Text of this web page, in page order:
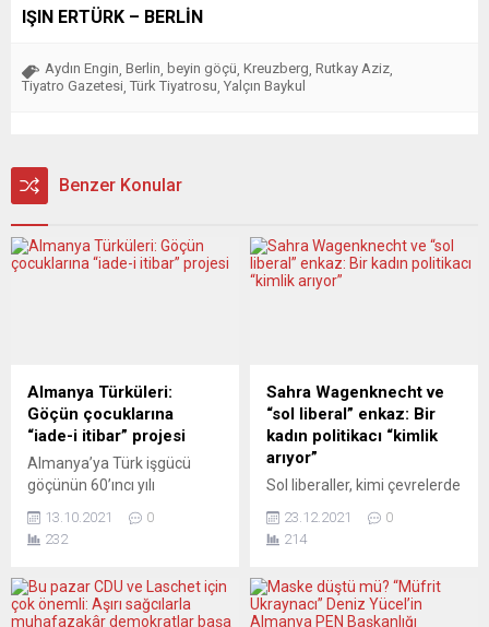
IŞIN ERTÜRK – BERLİN
Aydın Engin Berlin beyin göçü Kreuzberg Rutkay Aziz
Tiyatro Gazetesi Türk Tiyatrosu Yalçın Baykul
Benzer Konular
Almanya Türküleri:
Göçün çocuklarına
“iade-i itibar” projesi
Almanya’ya Türk işgücü
göçünün 60’ıncı yılı
kutlamalarının kültür –
sanat adına ve sosyal
açıdan en önemli
“Almanya Türküleri”, çok
ilginç bir proje oldu. Ne mi
13.10.2021
0
232
Sahra Wagenknecht ve
“sol liberal” enkaz: Bir
kadın politikacı “kimlik
arıyor”
Sol liberaller, kimi çevrelerde
“günümüzün Rosa
Luxemburg’u” diye görülen
Sahra Wagenknecht’e göre,
görülen ve sürekli küçülen
azınlıklara yönelmişler,
23.12.2021
0
214